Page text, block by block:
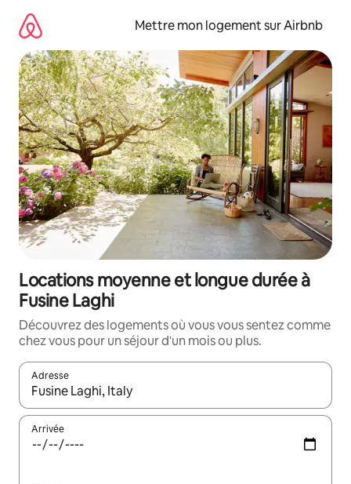
directement
contenu
Mettre mon logement sur Airbnb
Locations moyenne et longue durée à
Fusine Laghi
Découvrez des logements où vous vous sentez comme
chez vous pour un séjour d'un mois ou plus.
Adresse
Lorsque les résultats s'affichent, utilisez les flèches vers le
Arrivée